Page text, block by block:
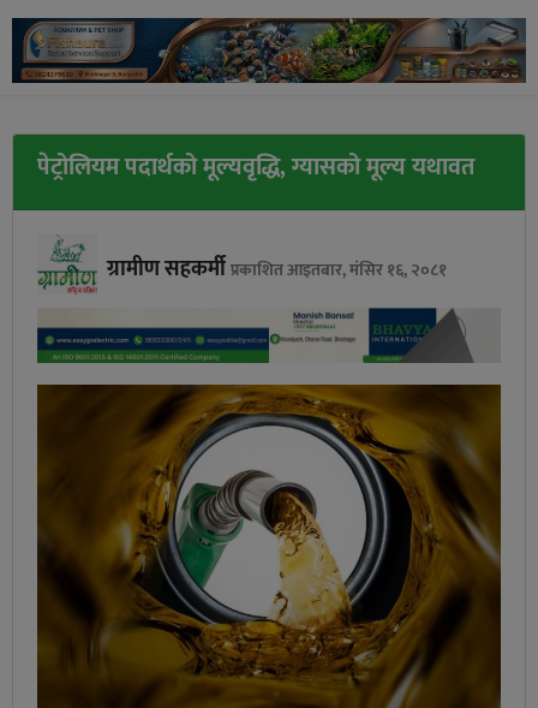
पेट्रोलियम पदार्थको मूल्यवृद्धि, ग्यासको मूल्य यथावत
ग्रामीण सहकर्मीप्रकाशित आइतबार, मंसिर १६, २०८१